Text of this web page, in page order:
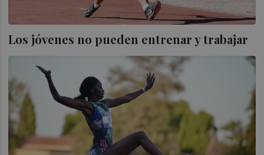
Los jóvenes no pueden entrenar y trabajar